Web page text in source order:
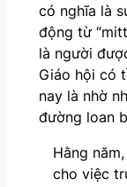
có nghĩa là
động từ
là người
Giáo hội có
nay là nhờ
đường loan
Hằng
cho việc